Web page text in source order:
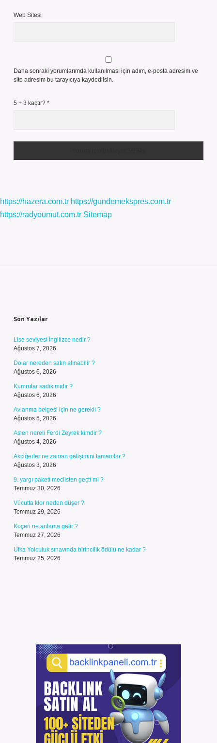
Web Sitesi
Daha sonraki yorumlarımda kullanılması için adım, e-posta adresim ve
site adresim bu tarayıcıya kaydedilsin.
5 + 3 kaçtır? *
https://hazera.com.tr https://gundemekspres.com.tr
https://radyoumut.com.tr Sitemap
Son Yazılar
Lise seviyesi İngilizce nedir ?
Ağustos 7, 2026
Dolar nereden satın alınabilir ?
Ağustos 6, 2026
Kumrular sadık mıdır ?
Ağustos 6, 2026
Avlanma belgesi için ne gerekli ?
Ağustos 5, 2026
Aslen nereli Ferdi Zeyrek kimdir ?
Ağustos 4, 2026
Akciğerler ne zaman gelişimini tamamlar ?
Ağustos 3, 2026
9. yargı paketi meclisten geçti mi ?
Temmuz 30, 2026
Vücutta klor neden düşer ?
Temmuz 29, 2026
Koçeri ne anlama gelir ?
Temmuz 27, 2026
Ufka Yolculuk sınavında birincilik ödülü ne kadar ?
Temmuz 25, 2026